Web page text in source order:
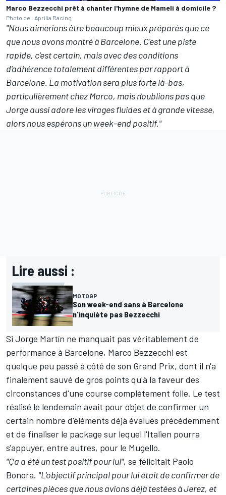
Marco Bezzecchi prêt à chanter l'hymne de Mameli à domicile ?
Photo de : Aprilia Racing
"Nous aimerions être beaucoup mieux préparés que ce
que nous avons montré à Barcelone. C'est une piste
rapide, c'est certain, mais avec des conditions
d'adhérence totalement différentes par rapport à
Barcelone. La motivation sera plus forte là-bas,
particulièrement chez Marco, mais n'oublions pas que
Jorge aussi adore les virages fluides et à grande vitesse,
alors nous espérons un week-end positif."
Lire aussi :
MOTOGP
Son week-end sans à Barcelone
n'inquiète pas Bezzecchi
Si Jorge Martín ne manquait pas véritablement de
performance à Barcelone, Marco Bezzecchi est
quelque peu passé à côté de son Grand Prix, dont il n'a
finalement sauvé de gros points qu'à la faveur des
circonstances d'une course complètement folle. Le test
réalisé le lendemain avait pour objet de confirmer un
certain nombre d'éléments déjà évalués précédemment
et de finaliser le package sur lequel l'Italien pourra
s'appuyer, entre autres, pour le Mugello.
"Ça a été un test positif pour lui", se félicitait Paolo
Bonora. "L'objectif principal pour lui était de confirmer de
certaines pièces que nous avions déjà testées à Jerez, et